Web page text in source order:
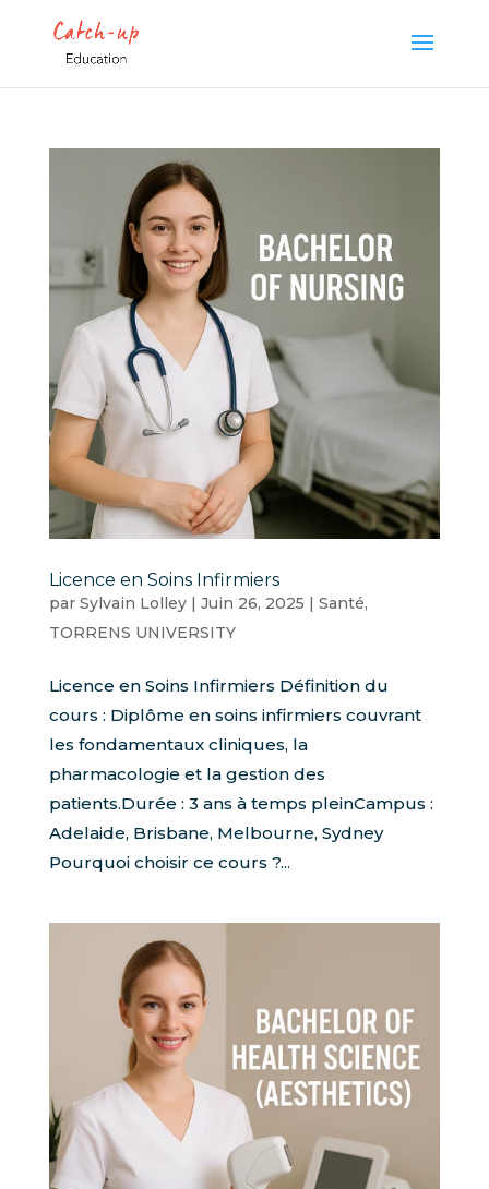
Licence en Soins Infirmiers
par Sylvain Lolley| Juin 26, 2025 Santé,
TORRENS UNIVERSITY
Licence en Soins Infirmiers Définition du
cours : Diplôme en soins infirmiers couvrant
les fondamentaux cliniques, la
pharmacologie et la gestion des
patients.Durée : 3 ans à temps pleinCampus :
Adelaide, Brisbane, Melbourne, Sydney
Pourquoi choisir ce cours ?...